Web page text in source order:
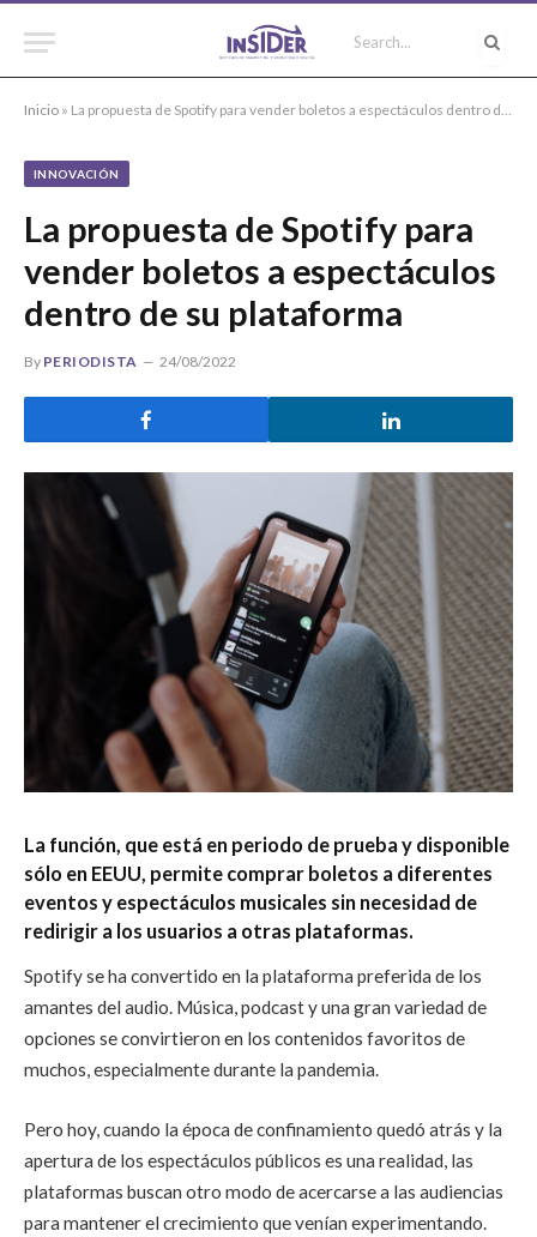
Inicio » La propuesta de Spotify para vender boletos a espectáculos dentro de su plataforma
INNOVACIÓN
La propuesta de Spotify para
vender boletos a espectáculos
dentro de su plataforma
By PERIODISTA 24/08/2022
La función, que está en periodo de prueba y disponible
sólo en EEUU, permite comprar boletos a diferentes
eventos y espectáculos musicales sin necesidad de
redirigir a los usuarios a otras plataformas.
Spotify se ha convertido en la plataforma preferida de los
amantes del audio. Música, podcast y una gran variedad de
opciones se convirtieron en los contenidos favoritos de
muchos, especialmente durante la pandemia.
Pero hoy, cuando la época de confinamiento quedó atrás y la
apertura de los espectáculos públicos es una realidad, las
plataformas buscan otro modo de acercarse a las audiencias
para mantener el crecimiento que venían experimentando.